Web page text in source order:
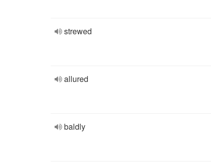
strewed
allured
baldly